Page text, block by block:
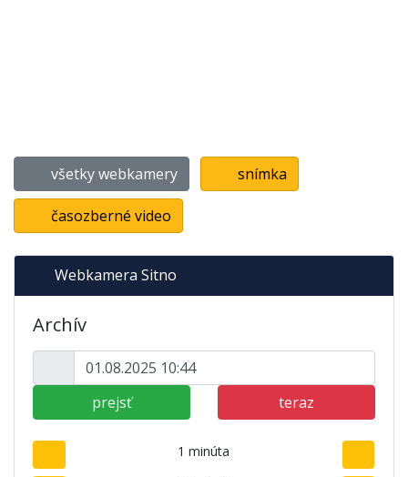
všetky webkamery snímka
časozberné video
Webkamera Sitno
Archív
prejsť teraz
1 minúta